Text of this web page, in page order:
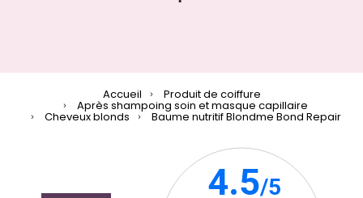
Accueil Produit de coiffure
Après shampoing soin et masque capillaire
Cheveux blonds Baume nutritif Blondme Bond Repair